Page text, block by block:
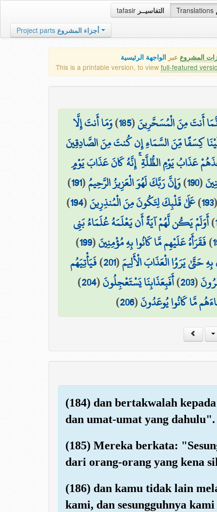
tafasir التفاسيــر Translations
Project parts أجزاء المشروع
المشروع عبر الواجهة الرئيسية
This is a printable version, to view full-featured
أَنتَ مِنَ الْمُسَحَّرِينَ(
185
)وَمَا أَنتَ إِلَّا
كِسَفًا مِّنَ السَّمَاءِ إِن كُنتَ مِنَ الصَّادِقِينَ
عَذَابُ يَوْمِ الظُّلَّةِ ۚ إِنَّهُ كَانَ عَذَابَ يَوْمٍ
(
190
)وَإِنَّ رَبَّكَ لَهُوَ الْعَزِيزُ الرَّحِيمُ(
191
)
193
)عَلَىٰ قَلْبِكَ لِتَكُونَ مِنَ الْمُنذِرِينَ(
194
)
)أَوَلَمْ يَكُن لَّهُمْ آيَةً أَن يَعْلَمَهُ عُلَمَاءُ بَنِي
)فَقَرَأَهُ عَلَيْهِم مَّا كَانُوا بِهِ مُؤْمِنِينَ(
199
)
حَتَّىٰ يَرَوُا الْعَذَابَ الْأَلِيمَ(
201
)فَيَأْتِيَهُم
(
203
)أَفَبِعَذَابِنَا يَسْتَعْجِلُونَ(
204
)
مَّا كَانُوا يُوعَدُونَ(
206
)
(184) dan bertakwalah
dan umat-umat yang dahulu".
(185) Mereka berkata:
dari orang-orang yang kena
(186) dan kamu tidak lain
kami, dan sesungguhnya